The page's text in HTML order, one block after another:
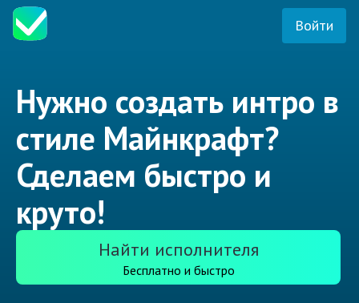
Войти
Нужно создать интро в
стиле Майнкрафт?
Сделаем быстро и
круто!
Найти исполнителя
Бесплатно и быстро